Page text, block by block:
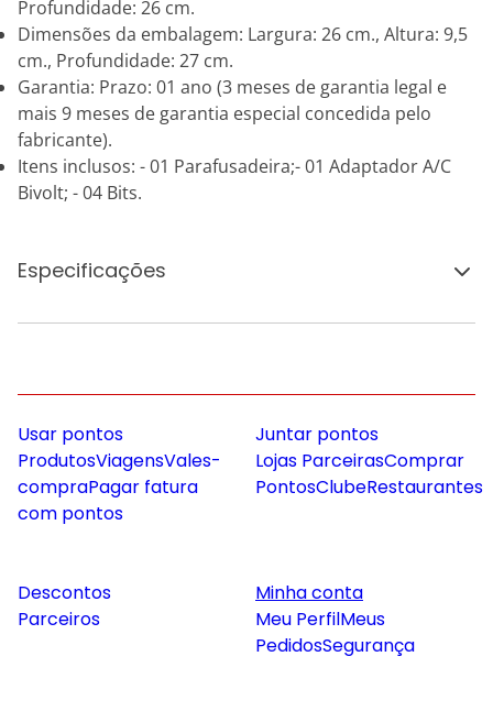
Profundidade: 26 cm.
Dimensões da embalagem: Largura: 26 cm., Altura: 9,5
cm., Profundidade: 27 cm.
Garantia: Prazo: 01 ano (3 meses de garantia legal e
mais 9 meses de garantia especial concedida pelo
fabricante).
Itens inclusos: - 01 Parafusadeira;- 01 Adaptador A/C
Bivolt; - 04 Bits.
Especificações
Usar pontos
ProdutosViagensVales-
compraPagar fatura
com pontos
Juntar pontos
Lojas ParceirasComprar
PontosClubeRestaurantes
Descontos
Parceiros
Minha conta
Meu PerfilMeus
PedidosSegurança